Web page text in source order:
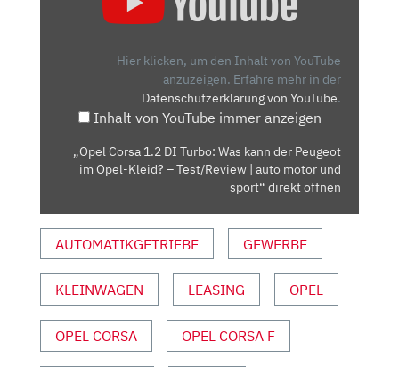
PEUGEOT
–
TEST/REVIEW
|
AUTO
UND
SPORT“
Hier klicken, um den Inhalt von YouTube
anzuzeigen. Erfahre mehr in der
Datenschutzerklärung von YouTube.
Inhalt von YouTube immer anzeigen
„Opel Corsa 1.2 DI Turbo: Was kann der Peugeot
im Opel-Kleid? – Test/Review | auto motor und
sport“ direkt öffnen
AUTOMATIKGETRIEBE GEWERBE
KLEINWAGEN LEASING OPEL
OPEL CORSA OPEL CORSA F